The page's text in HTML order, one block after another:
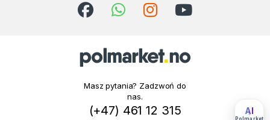
Masz pytania? Zadzwoń do
nas.
(+47) 461 12 315 AI
Polmarket